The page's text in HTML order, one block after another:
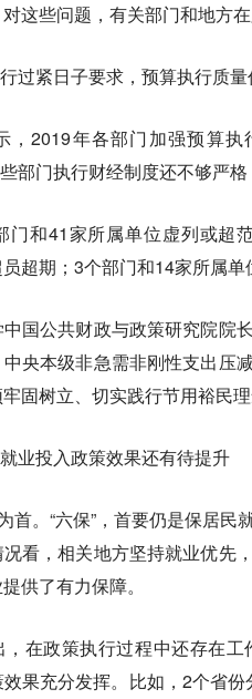
这些问题，有关部门和地方
过紧日子要求，预算执行质
，2019年各部门加强预算
部门执行财经制度还不够严格
门和41家所属单位虚列或超
员超期；3个部门和14家所属
国公共财政与政策研究院院
央本级非急需非刚性支出压
固树立、切实践行节用裕民理
业投入政策效果还有待提升
首。“六保”，首要仍是保居
看，相关地方坚持就业优先
供了有力保障。
在政策执行过程中还存在
果充分发挥。比如，2个省